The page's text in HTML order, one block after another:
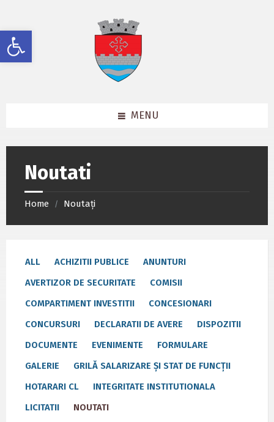
Deschide bara de unelte
content
left
sidebar
footer
MENU
Noutati
Home / Noutați
ALL ACHIZITII PUBLICE
ANUNTURI
AVERTIZOR DE SECURITATE
COMISII
COMPARTIMENT INVESTITII
CONCESIONARI
CONCURSURI
DECLARATII DE AVERE
DISPOZITII
DOCUMENTE
EVENIMENTE
FORMULARE
GALERIE
GRILĂ SALARIZARE ȘI STAT DE FUNCȚII
HOTARARI CL
INTEGRITATE INSTITUTIONALA
LICITATII
NOUTATI